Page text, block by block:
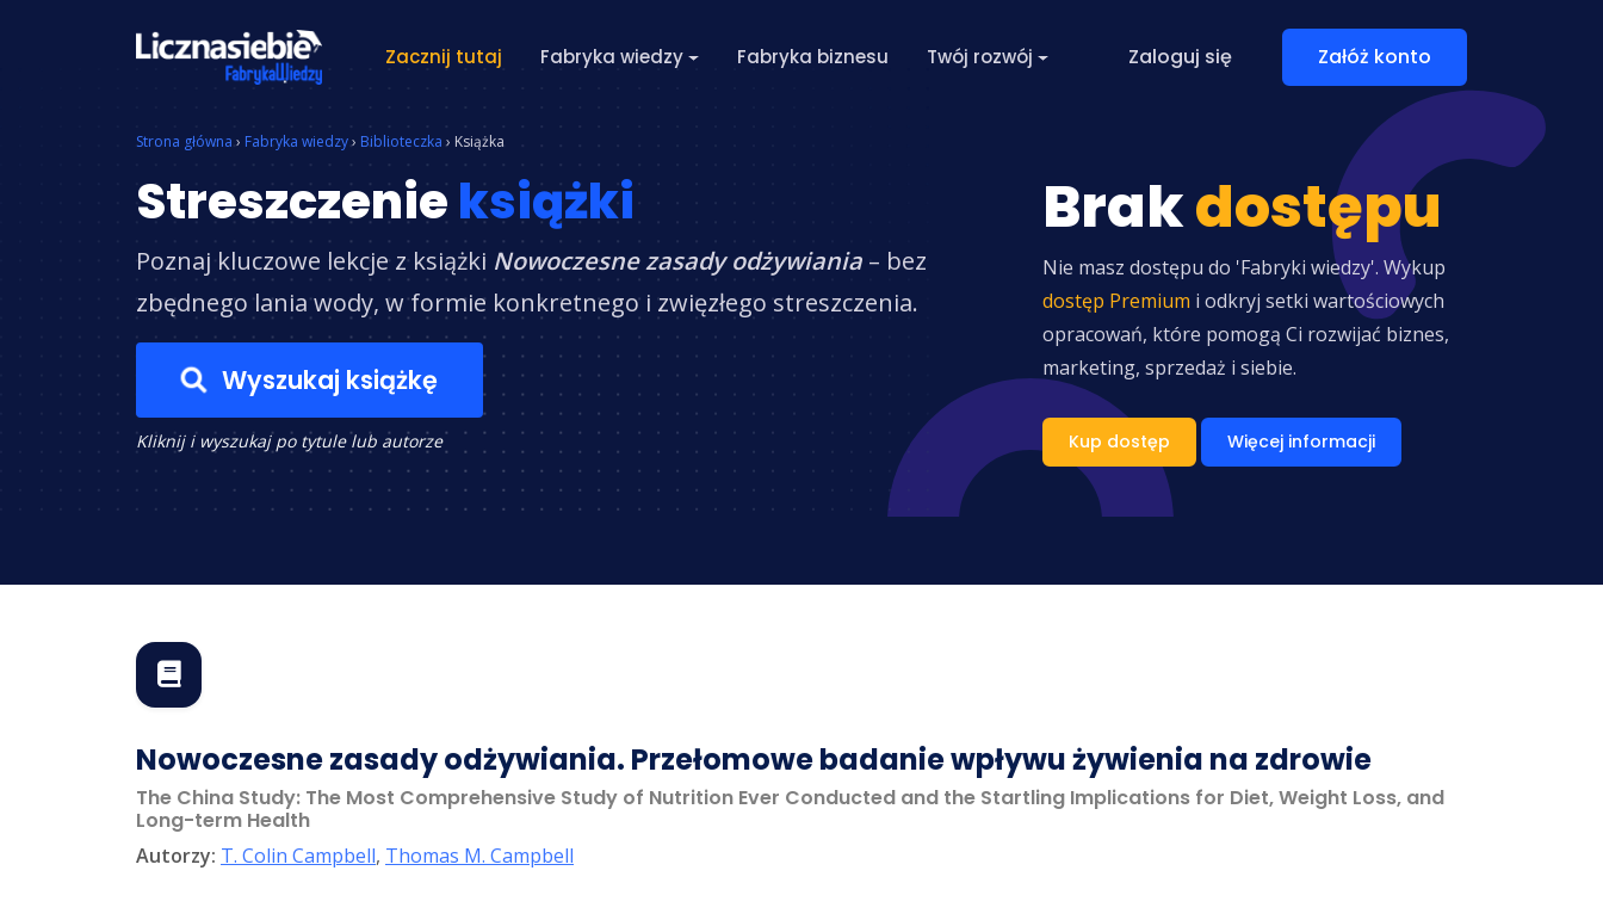
Zacznij tutaj Fabryka wiedzy Fabryka biznesu Twój rozwój Zaloguj się Załóż konto
Strona główna › Fabryka wiedzy› Biblioteczka › Książka
Streszczenieksiążki
Poznaj kluczowe lekcje z książki Nowoczesne zasady odżywiania – bez
zbędnego lania wody, w formie konkretnego i zwięzłego streszczenia.
Wyszukaj książkę
Kliknij i wyszukaj po tytule lub autorze
Brakdostępu
Nie masz dostępu do 'Fabryki wiedzy'. Wykup
dostęp Premium i odkryj setki wartościowych
opracowań, które pomogą Ci rozwijać biznes,
marketing, sprzedaż i siebie.
Kup dostęp Więcej informacji
Nowoczesne zasady odżywiania. Przełomowe badanie wpływu żywienia na zdrowie
The China Study: The Most Comprehensive Study of Nutrition Ever Conducted and the Startling Implications for Diet, Weight Loss, and
Long-term Health
Autorzy: T. Colin Campbell, Thomas M. Campbell
Znajdź książkę